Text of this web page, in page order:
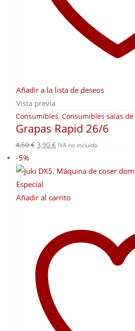
Añadir a la lista de deseos
Vista previa
Consumibles, Consumibles salas
Grapas Rapid 26/6
4,50€ El
original
era:
3,90 €El
actual
IVA no incluido
-5%
Añadir al carrito